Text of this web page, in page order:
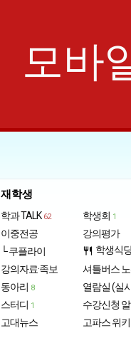
모바
재학생
학과 TALK 62
이중전공
└ 쿠플라이
강의자료·족보
동아리 8
스터디 1
고대뉴스
학생회 1
강의평가
restaurant 학생식
셔틀버스
열람실 (실
수강신청
고파스 위키